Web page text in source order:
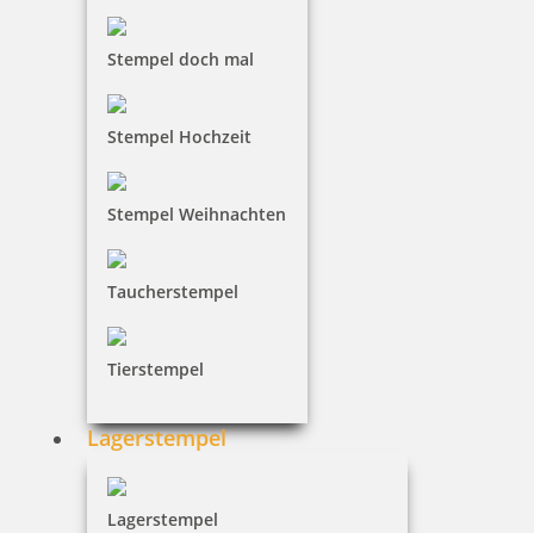
Stempel doch mal
Stempel Hochzeit
Stempel Weihnachten
Taucherstempel
Tierstempel
Lagerstempel
Lagerstempel
Holzstempel Motiv Ich hab da was für dich ...
Jetzt gestalten
Runder Holz-Motivstempel Handgemacht für dich